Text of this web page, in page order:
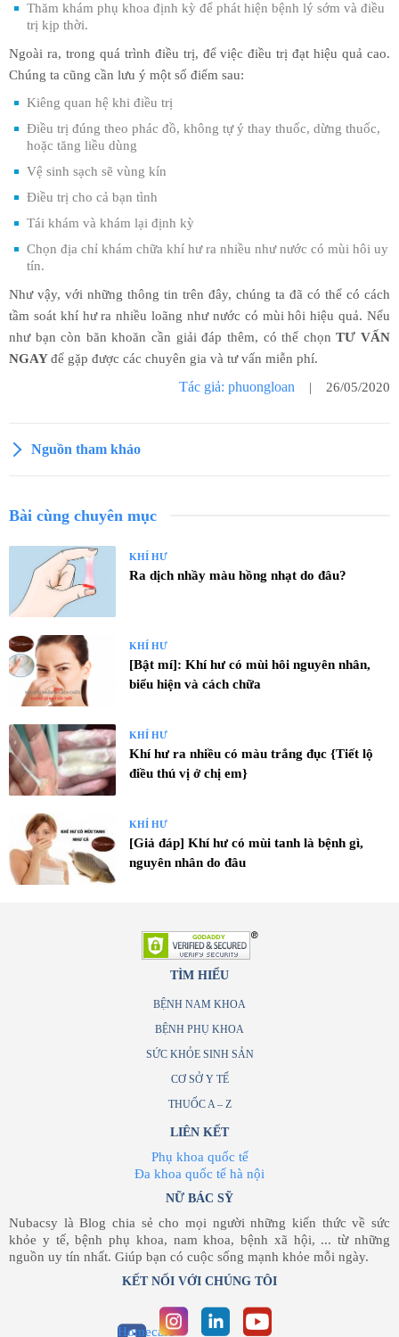
Thăm khám phụ khoa định kỳ để phát hiện bệnh lý sớm và điều
trị kịp thời.
Ngoài ra, trong quá trình điều trị, để việc điều trị đạt hiệu quả cao.
Chúng ta cũng cần lưu ý một số điểm sau:
Kiêng quan hệ khi điều trị
Điều trị đúng theo phác đồ, không tự ý thay thuốc, dừng thuốc,
hoặc tăng liều dùng
Vệ sinh sạch sẽ vùng kín
Điều trị cho cả bạn tình
Tái khám và khám lại định kỳ
Chọn địa chỉ khám chữa khí hư ra nhiều như nước có mùi hôi uy
tín.
Như vậy, với những thông tin trên đây, chúng ta đã có thể có cách
tầm soát khí hư ra nhiều loãng như nước có mùi hôi hiệu quả. Nếu
như bạn còn băn khoăn cần giải đáp thêm, có thể chọnTƯ VẤN
NGAYđể gặp được các chuyên gia và tư vấn miễn phí.
Tác giả: phuongloan | 26/05/2020
Nguồn tham khảo
Bài cùng chuyên mục
KHÍ HƯ
Ra dịch nhầy màu hồng nhạt do đâu?
KHÍ HƯ
[Bật mí]: Khí hư có mùi hôi nguyên nhân,
biểu hiện và cách chữa
KHÍ HƯ
Khí hư ra nhiều có màu trắng đục {Tiết lộ
điều thú vị ở chị em}
KHÍ HƯ
[Giả đáp] Khí hư có mùi tanh là bệnh gì,
nguyên nhân do đâu
TÌM HIỂU
BỆNH NAM KHOA
BỆNH PHỤ KHOA
SỨC KHỎE SINH SẢN
CƠ SỞ Y TẾ
THUỐC A – Z
LIÊN KẾT
Phụ khoa quốc tế
Đa khoa quốc tế hà nội
NỮ BÁC SỸ
Nubacsy là Blog chia sẻ cho mọi người những kiến thức về sức
khỏe y tế, bệnh phụ khoa, nam khoa, bệnh xã hội, ... từ những
nguồn uy tín nhất. Giúp bạn có cuộc sống mạnh khỏe mỗi ngày.
KẾT NỐI VỚI CHÚNG TÔI
Homecare